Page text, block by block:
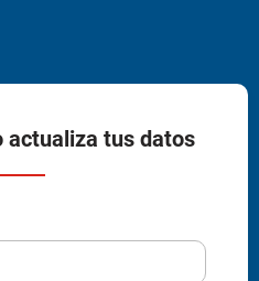
actualiza tus datos